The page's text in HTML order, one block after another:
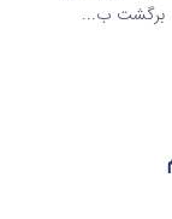
برگشت ب...